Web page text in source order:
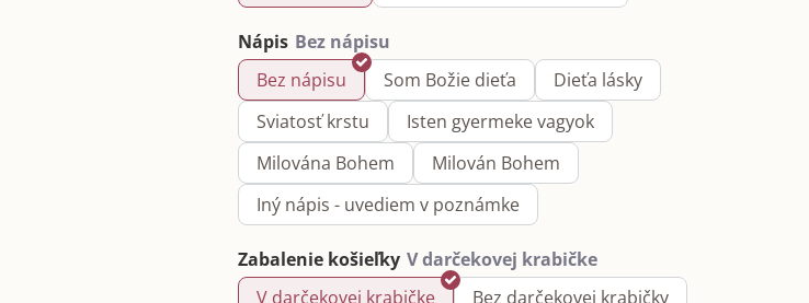
Nápis
Bez nápisu
Som Božie dieťa
Dieťa lásky
Sviatosť krstu
Isten gyermeke vagyok
Milována Bohem
Milován Bohem
Iný nápis - uvediem v poznámke
Zabalenie košieľky
V darčekovej krabičke
Bez darčekovej krabičky